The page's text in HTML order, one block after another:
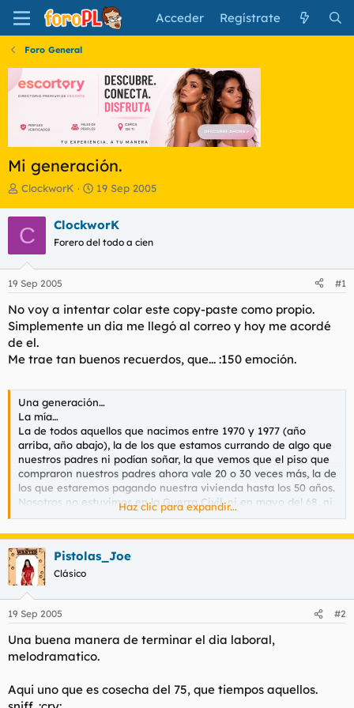
Acceder Regístrate
Foro General
Mi generación.
I
i
c
i
a
d
o
d
e
l
t
a
ClockworK
F
h
a
e
i
c
o
19 Sep 2005
C ClockworK
Forero del todo a cien
19 Sep 2005 #1
No voy a intentar colar este copy-paste como propio.
Simplemente un dia me llegó al correo y hoy me acordé
de el.
Me trae tan buenos recuerdos, que... :150 emoción.
Una generación…
La mía…
La de todos aquellos que nacimos entre 1970 y 1977 (año
arriba, año abajo), la de los que estamos currando de algo que
nuestros padres ni podían soñar, la que vemos que el piso que
compraron nuestros padres ahora vale 20 o 30 veces más, la de
los que estaremos pagando nuestra vivienda hasta los 50 años.
Nosotros no estuvimos en la Guerra Civil, ni en mayo del 68, ni
corrimos delante de los grises, no votamos la Constitución y
Aunque nacimos en una dictadura, siempre hemos tenido una
conciencia democrática.
Por no vivir activamente la Transición se nos dice que no
tenemos ideales y sabemos de política más que nuestros
padres y de lo que nunca sabrán nuestros hermanos pequeños
Somos la última generación que hemos aprendido a jugar en la
calle a las chapas, la peonza, las canicas, la comba, la goma o
videojuegos, hemos ido a parques de atracciones o visto
dibujos animados en color.
Haz clic para expandir...
Pistolas_Joe
Clásico
19 Sep 2005 #2
Una buena manera de terminar el dia laboral,
melodramatico.
Aqui uno que es cosecha del 75, que tiempos aquellos.